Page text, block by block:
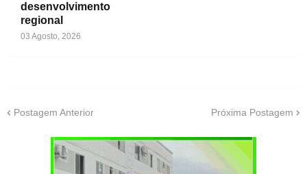
desenvolvimento
regional
03 Agosto, 2026
Postagem Anterior Próxima Postagem